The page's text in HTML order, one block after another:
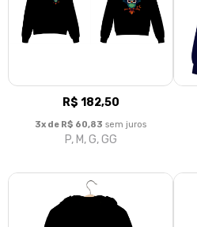
R$ 182,50
3x de R$ 60,83 sem juros
P, M, G, GG